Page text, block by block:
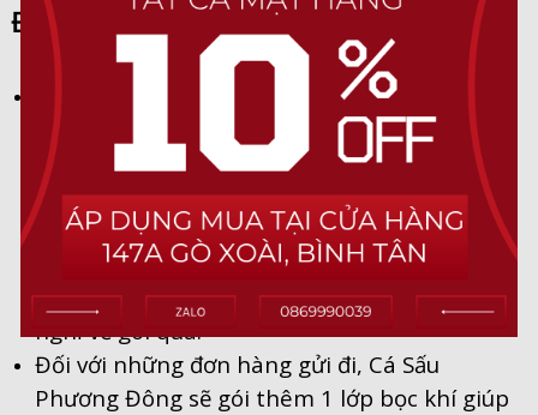
ĐÓNG GÓI
Cá Sấu Phương Đông luôn muốn gửi đến
khách hàng sự quan tâm và trân trọng,
thông qua từng sản phẩm hay những gói
hàng gửi đi. Mỗi một sản phẩm sẽ được để
trong những chiếc túi vải dệt in logo, kèm
theo đó là một túi giấy , giúp khách hàng có
thể dùng để làm quà tặng mà không cần lo
nghĩ về gói quà.
Đối với những đơn hàng gửi đi, Cá Sấu
Phương Đông sẽ gói thêm 1 lớp bọc khí giúp